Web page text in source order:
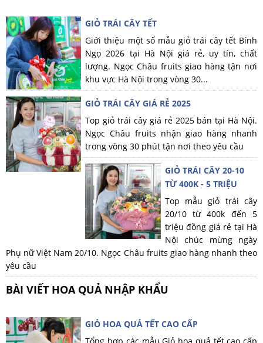
GIỎ TRÁI CÂY TẾT
Giới thiệu một số mẫu giỏ trái cây tết Bính
Ngọ 2026 tại Hà Nội giá rẻ, uy tín, chất
lượng. Ngọc Châu fruits giao hàng tận nơi
khu vực Hà Nội trong vòng 30...
GIỎ TRÁI CÂY GIÁ RẺ 2025
Top giỏ trái cây giá rẻ 2025 bán tại Hà Nội.
Ngọc Châu fruits nhận giao hàng nhanh
trong vòng 30 phút tận nơi theo yêu cầu
GIỎ TRÁI CÂY 20-10
TỪ 400K - 5 TRIỆU
Top mẫu giỏ trái cây
20/10 từ 400k đến 5
triệu đồng giá rẻ tại Hà
Nội chúc mừng ngày
Phụ nữ Việt Nam 20/10. Ngọc Châu fruits giao hàng nhanh theo
yêu cầu
BÀI VIẾT HOA QUẢ NHẬP KHẨU
GIỎ HOA QUẢ TẾT CAO CẤP